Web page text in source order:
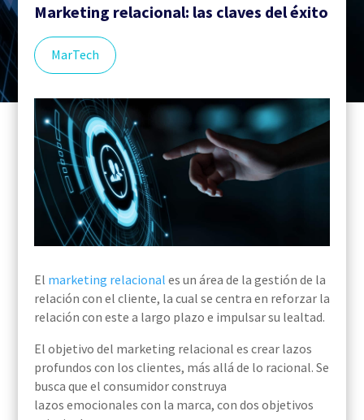
Marketing relacional: las claves del éxito
MarTech
El marketing relacional es un área de la gestión de la
relación con el cliente, la cual se centra en reforzar la
relación con este a largo plazo e impulsarsu lealtad.
El objetivo del marketing relacional es crear lazos
profundos con los clientes, más allá de lo racional. Se
busca que el consumidor construya
lazos emocionales con la marca, con dos objetivos